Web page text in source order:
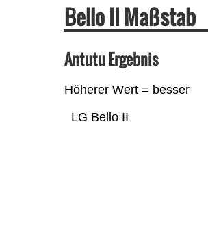
Bello II Maßstab
Antutu Ergebnis
Höherer Wert = besser
LG Bello II